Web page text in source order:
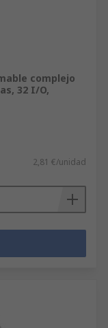
complejo
32 I/O,
2,81 €/unidad